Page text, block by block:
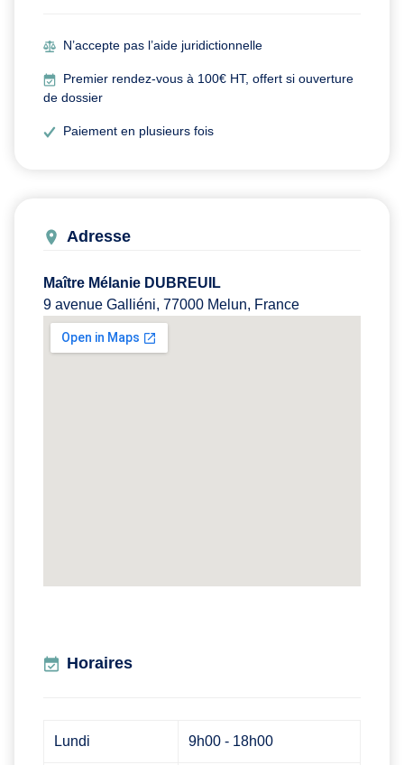
N’accepte pas l’aide juridictionnelle
Premier rendez-vous à 100€ HT, offert si ouverture
de dossier
Paiement en plusieurs fois
Adresse
Maître Mélanie DUBREUIL
9 avenue Galliéni, 77000 Melun, France
Horaires
Lundi 9h00 - 18h00